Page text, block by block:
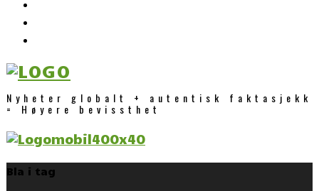
Nyheter globalt + autentisk faktasjekk
= Høyere bevissthet
Bla i tag